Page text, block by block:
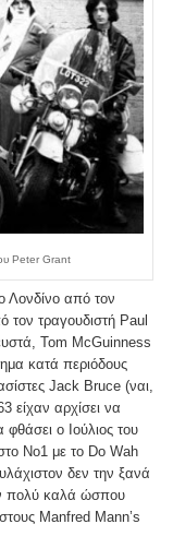
Peter Grant
Λονδίνο από τον
τον τραγουδιστή Paul
Tom McGuinness
κατά περιόδους
Jack Bruce (ναι,
είχαν αρχίσει να
ο Ιούλιος του
Νο1 με το Do Wah
δεν την ξανά
πολύ καλά ώσπου
Manfred Mann’s